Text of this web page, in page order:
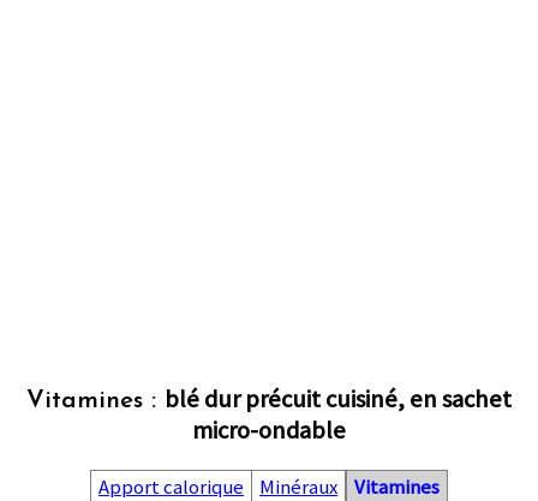
Vitamines : blé dur précuit cuisiné, en sachet
micro-ondable
Apport calorique Minéraux Vitamines